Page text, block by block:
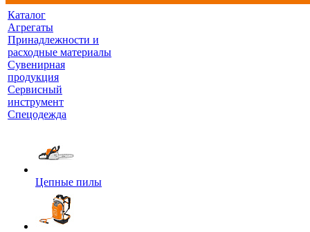
Каталог
Агрегаты
Принадлежности и
расходные материалы
Сувенирная
продукция
Сервисный
инструмент
Спецодежда
Цепные пилы